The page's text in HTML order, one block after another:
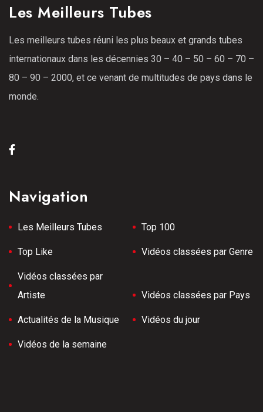
Les Meilleurs Tubes
Les meilleurs tubes réuni les plus beaux et grands tubes
internationaux dans les décennies 30 – 40 – 50 – 60 – 70 –
80 – 90 – 2000, et ce venant de multitudes de pays dans le
monde.
Navigation
Les Meilleurs Tubes Top 100
Top Like Vidéos classées par Genre
Vidéos classées par
Artiste
Vidéos classées par Pays
Actualités de la Musique Vidéos du jour
Vidéos de la semaine